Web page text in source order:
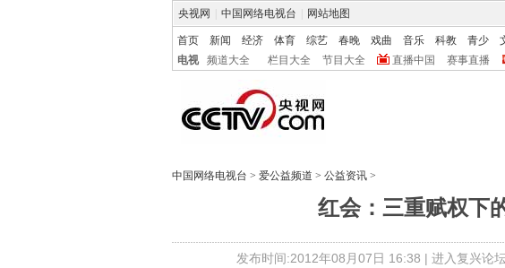
央视网 中国网络电视台 网站地图
首页 新闻 经济 体育 综艺 春晚 戏曲 音乐 科教 青少
电视
频道大全 栏目大全 节目大全 直播中国 赛事直播
中国网络电视台 > 爱公益频道 > 公益资讯 >
红会：三重赋权下
发布时间:2012年08月07日 16:38 | 进入复兴论